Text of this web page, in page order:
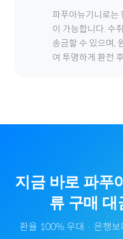
파푸아뉴기니로는
이 가능합니다. 수
송금할 수 있으며,
여 투명하게 환전
지금 바로 파푸
류구매 대
환율 100% 우대 · 은행